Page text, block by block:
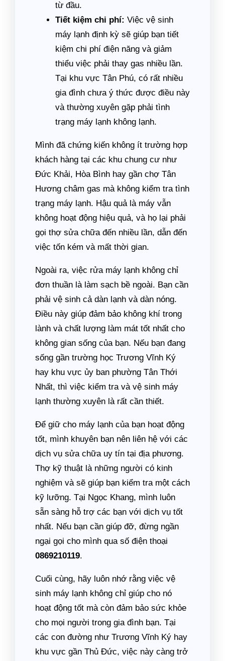
từ đầu.
Tiết kiệm chi phí: Việc vệ sinh
máy lạnh định kỳ sẽ giúp bạn tiết
kiệm chi phí điện năng và giảm
thiểu việc phải thay gas nhiều lần.
Tại khu vực Tân Phú, có rất nhiều
gia đình chưa ý thức được điều này
và thường xuyên gặp phải tình
trạng máy lạnh không lạnh.
Mình đã chứng kiến không ít trường hợp
khách hàng tại các khu chung cư như
Đức Khải, Hòa Bình hay gần chợ Tân
Hương châm gas mà không kiểm tra tình
trạng máy lạnh. Hậu quả là máy vẫn
không hoạt động hiệu quả, và họ lại phải
gọi thợ sửa chữa đến nhiều lần, dẫn đến
việc tốn kém và mất thời gian.
Ngoài ra, việc rửa máy lạnh không chỉ
đơn thuần là làm sạch bề ngoài. Bạn cần
phải vệ sinh cả dàn lạnh và dàn nóng.
Điều này giúp đảm bảo không khí trong
lành và chất lượng làm mát tốt nhất cho
không gian sống của bạn. Nếu bạn đang
sống gần trường học Trương Vĩnh Ký
hay khu vực ủy ban phường Tân Thới
Nhất, thì việc kiểm tra và vệ sinh máy
lạnh thường xuyên là rất cần thiết.
Để giữ cho máy lạnh của bạn hoạt động
tốt, mình khuyên bạn nên liên hệ với các
dịch vụ sửa chữa uy tín tại địa phương.
Thợ kỹ thuật là những người có kinh
nghiệm và sẽ giúp bạn kiểm tra một cách
kỹ lưỡng. Tại Ngọc Khang, mình luôn
sẵn sàng hỗ trợ các bạn với dịch vụ tốt
nhất. Nếu bạn cần giúp đỡ, đừng ngần
ngại gọi cho mình qua số điện thoại
0869210119.
Cuối cùng, hãy luôn nhớ rằng việc vệ
sinh máy lạnh không chỉ giúp cho nó
hoạt động tốt mà còn đảm bảo sức khỏe
cho mọi người trong gia đình bạn. Tại
các con đường như Trương Vĩnh Ký hay
khu vực gần Thủ Đức, việc này càng trở